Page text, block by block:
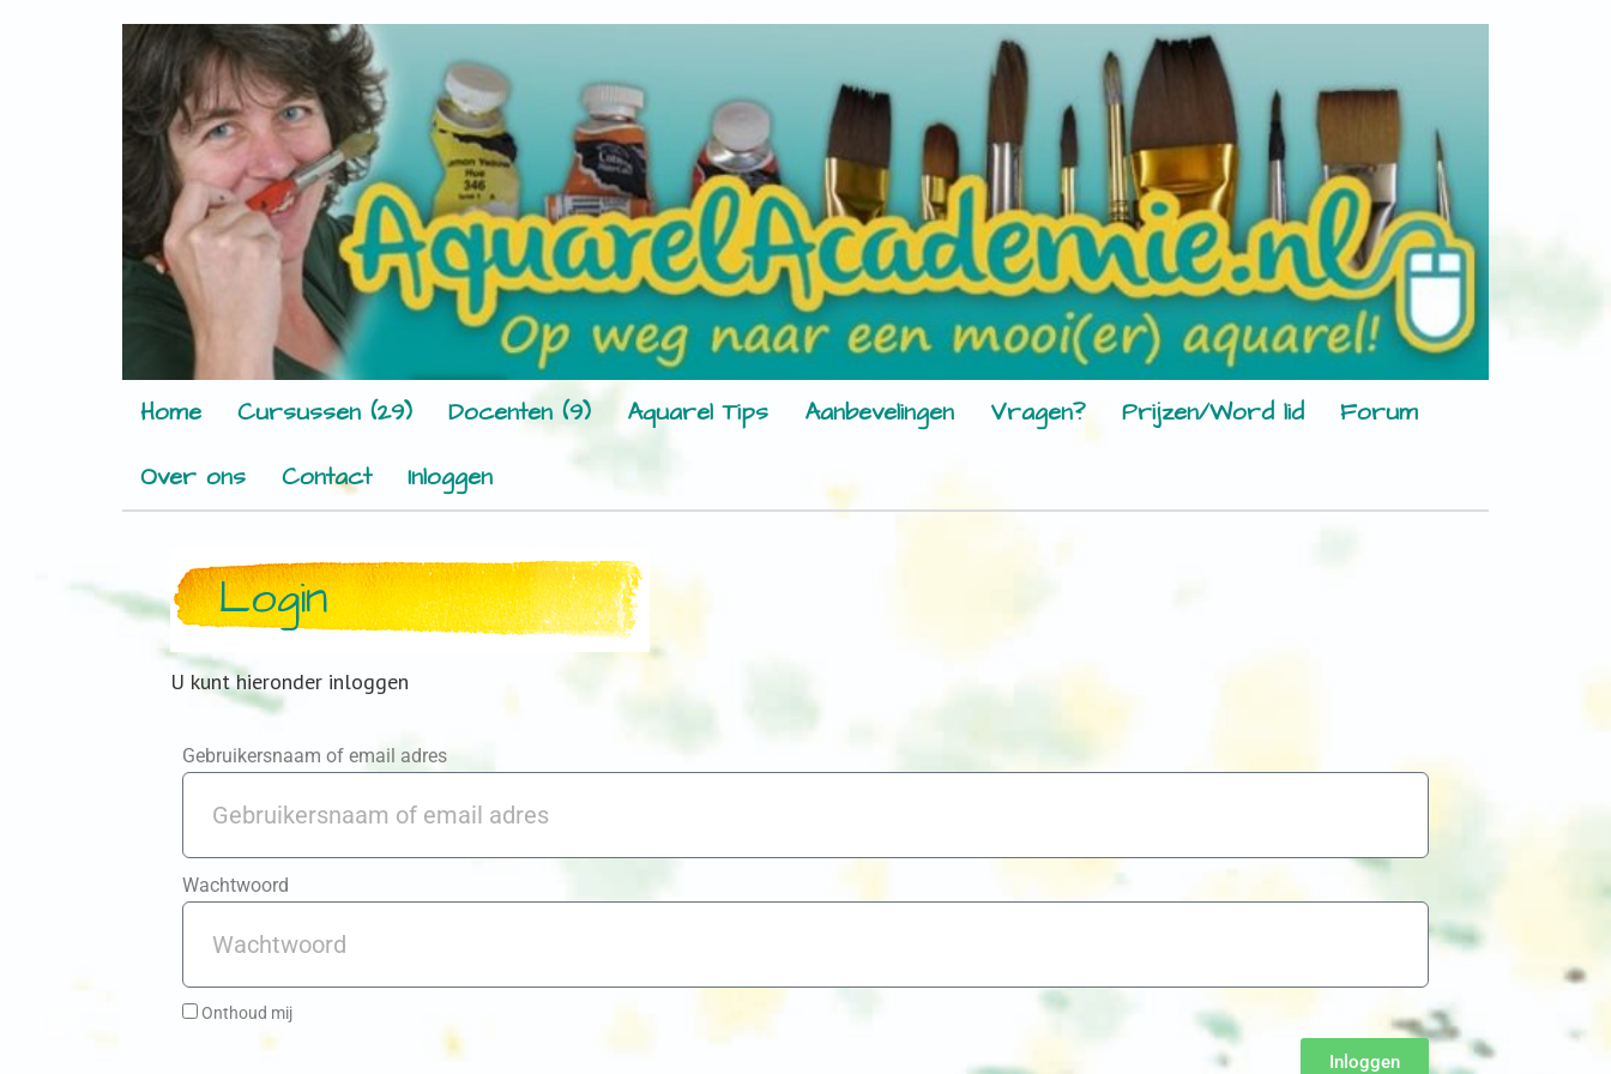
Home Cursussen (29) Docenten (9) Aquarel Tips Aanbevelingen Vragen? Prijzen/Word lid
Forum
Over ons
Contact Inloggen
Login
U kunt hieronder inloggen
Gebruikersnaam of email adres
Wachtwoord
Onthoud mij
Inloggen